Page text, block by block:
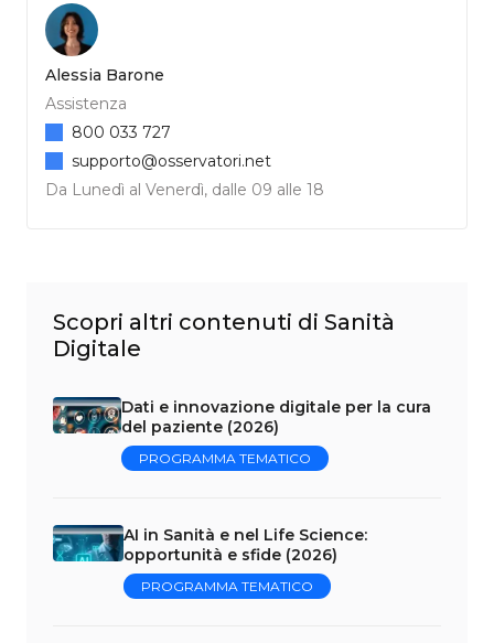
Alessia Barone
Assistenza
Da Lunedì al Venerdì, dalle 09 alle 18
800 033 727
supporto@osservatori.net
Scopri altri contenuti di Sanità
Digitale
Dati e innovazione digitale per la cura
del paziente (2026)
PROGRAMMA TEMATICO
AI in Sanità e nel Life Science:
opportunità e sfide (2026)
PROGRAMMA TEMATICO